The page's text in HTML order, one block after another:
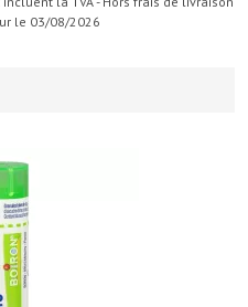
le 03/08/2026